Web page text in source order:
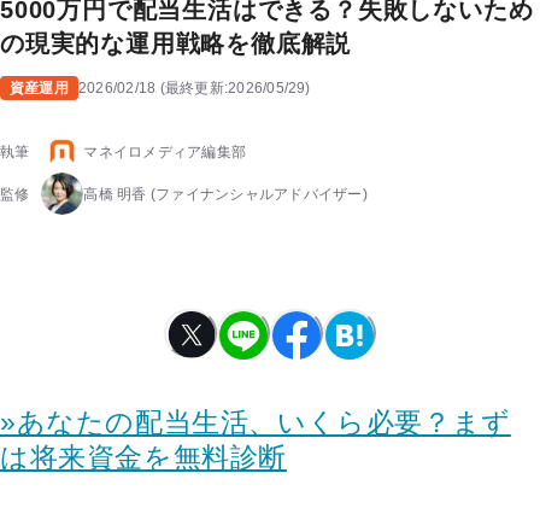
5000万円で配当生活はできる？失敗しないため
の現実的な運用戦略を徹底解説
資産運用 2026/02/18 (最終更新:2026/05/29)
執筆 マネイロメディア編集部
監修 高橋 明香 (ファイナンシャルアドバイザー)
»あなたの配当生活、いくら必要？まず
は将来資金を無料診断